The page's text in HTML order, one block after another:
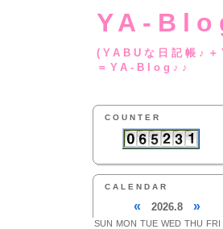
YA-
(YABUな
＝YA-Blog♪♪
COUNTER
CALENDAR
« 2026.8 »
SUN MON TUE WED THU FRI